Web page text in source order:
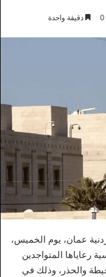
0 دقيقة واحدة
عمان، يوم الخميس،
رعاياها المتواجدين
والحذر، وذلك في